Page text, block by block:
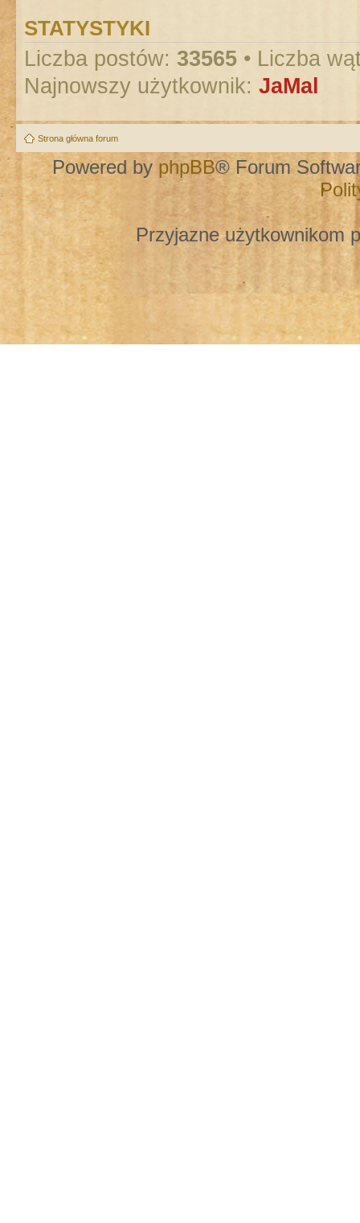
STATYSTYKI
Liczba postów: 33565 • Liczba
Najnowszy użytkownik: JaMal
Strona główna forum
Powered by phpBB® Forum
Przyjazne użytkownikom